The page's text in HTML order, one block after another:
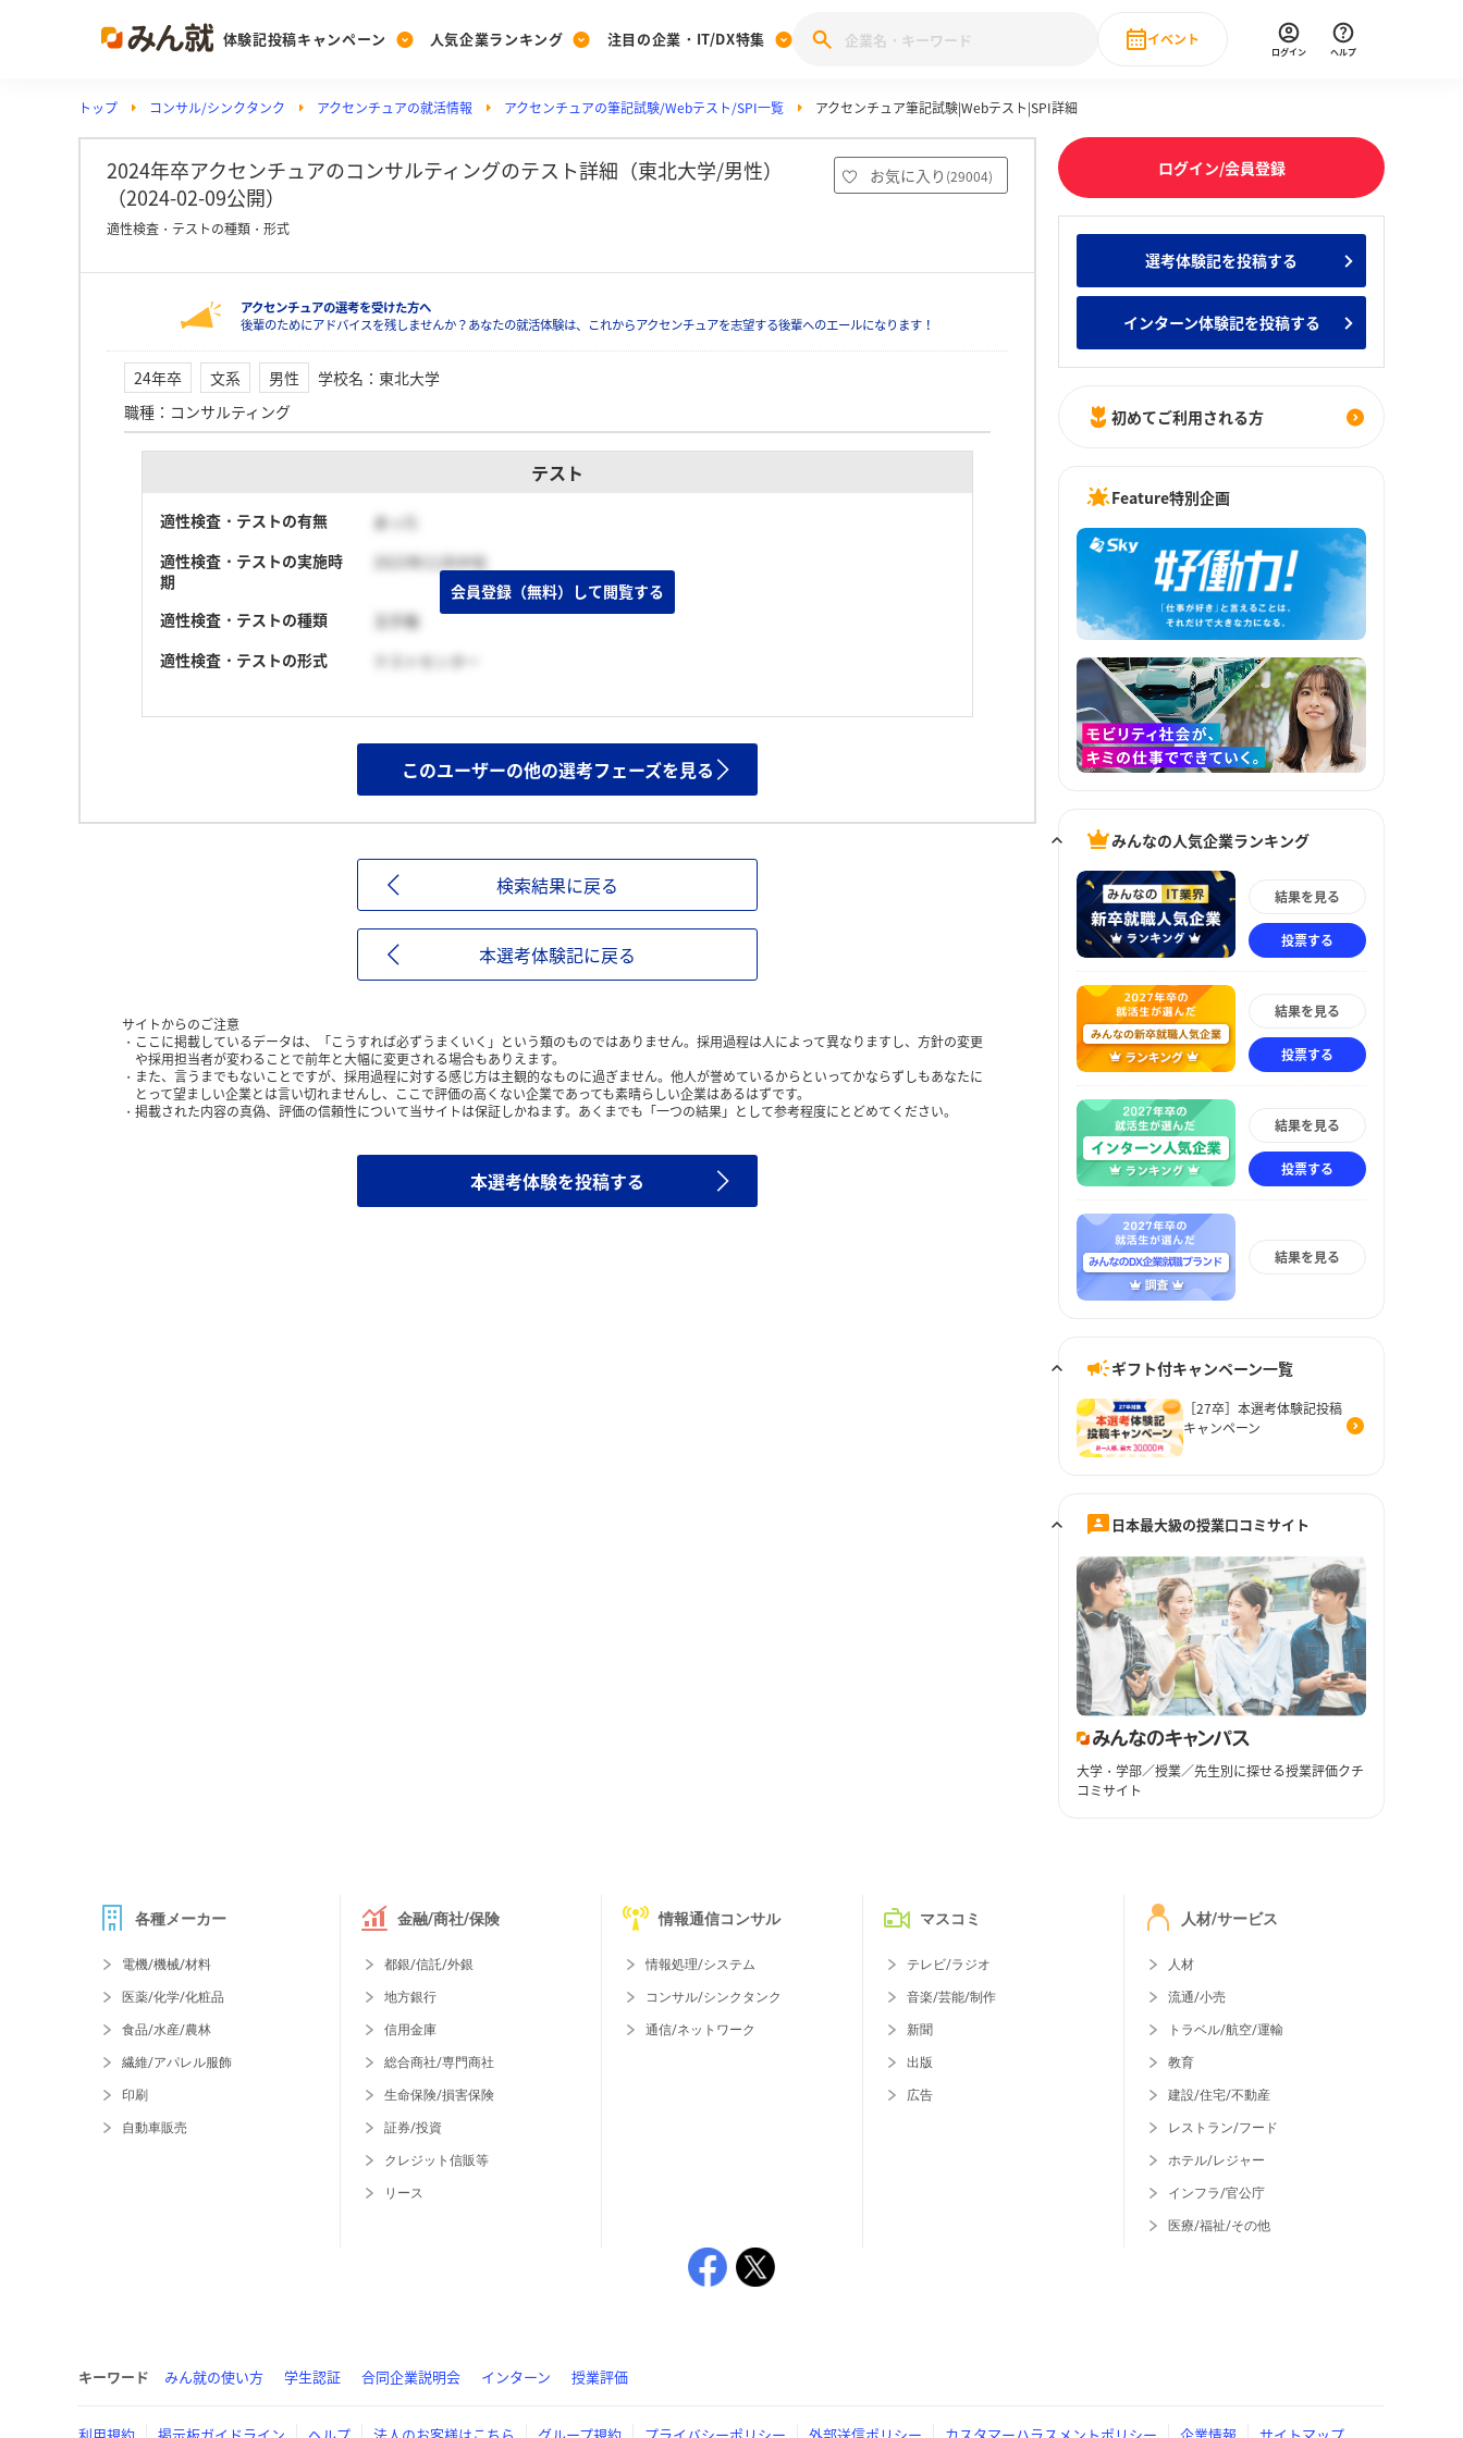
体験記投稿キャンペーン
Post
投稿する
[27卒] 本選考体験記投稿キャンペーン
人気企業ランキング
Ranking
ランキングを見る
みんなのDX企業就職ブランド調査
みんなの新卒就職人気企業ランキング みんなのインターン人気企業ランキ
注目の企業・IT/DX特集
PickUp
注目の企業特集
注目の企業特集
28卒 IT・DX現場社員インタビュー
動画で知ろう！業界・企業研究
イベント
直近のイベント一覧
ログイン ヘルプ
トップ コンサル/シンクタンク アクセンチュアの就活情報 アクセンチュアの筆記試験/Webテスト/SPI一覧 アクセンチュア筆記試験|Webテスト|SPI詳細
2024年卒アクセンチュアのコンサルティングのテスト詳細（東北大学/男性）
（2024-02-09公開）
お気に入り (29004)
適性検査・テストの種類・形式
アクセンチュアの選考を受けた方へ
後輩のためにアドバイスを残しませんか？あなたの就活体験は、これからアクセンチュアを志望する後輩へのエールになります！
24年卒 文系 男性 学校名 ： 東北大学
職種 ： コンサルティング
テスト
適性検査・テストの有無
あった
適性検査・テストの実施時
期
2023年11月中旬
適性検査・テストの種類
玉手箱
適性検査・テストの形式
テストセンター
会員登録（無料）して閲覧する
このユーザーの他の選考フェーズを見る
検索結果に戻る
本選考体験記に戻る
サイトからのご注意
ここに掲載しているデータは、「こうすれば必ずうまくいく」という類のものではありません。採用過程は人によって異なりますし、方針の変更
や採用担当者が変わることで前年と大幅に変更される場合もありえます。
また、言うまでもないことですが、採用過程に対する感じ方は主観的なものに過ぎません。他人が誉めているからといってかならずしもあなたに
とって望ましい企業とは言い切れませんし、ここで評価の高くない企業であっても素晴らしい企業はあるはずです。
掲載された内容の真偽、評価の信頼性について当サイトは保証しかねます。あくまでも「一つの結果」として参考程度にとどめてください。
本選考体験を投稿する
ログイン/会員登録
選考体験記を投稿する
インターン体験記を投稿する
初めてご利用される方
Feature特別企画
みんなの人気企業ランキング
結果を見る
投票する
結果を見る
投票する
結果を見る
投票する
結果を見る
ギフト付キャンペーン一覧
［27卒］本選考体験記投稿
キャンペーン
日本最大級の授業口コミサイト
大学・学部／授業／先生別に探せる授業評価クチ
コミサイト
各種メーカー
電機/機械/材料
医薬/化学/化粧品
食品/水産/農林
繊維/アパレル服飾
印刷
自動車販売
金融/商社/保険
都銀/信託/外銀
地方銀行
信用金庫
総合商社/専門商社
生命保険/損害保険
証券/投資
クレジット信販等
リース
情報通信コンサル
情報処理/システム
コンサル/シンクタンク
通信/ネットワーク
マスコミ
テレビ/ラジオ
音楽/芸能/制作
新聞
出版
広告
人材/サービス
人材
流通/小売
トラベル/航空/運輸
教育
建設/住宅/不動産
レストラン/フード
ホテル/レジャー
インフラ/官公庁
医療/福祉/その他
キーワード みん就の使い方 学生認証 合同企業説明会 インターン 授業評価